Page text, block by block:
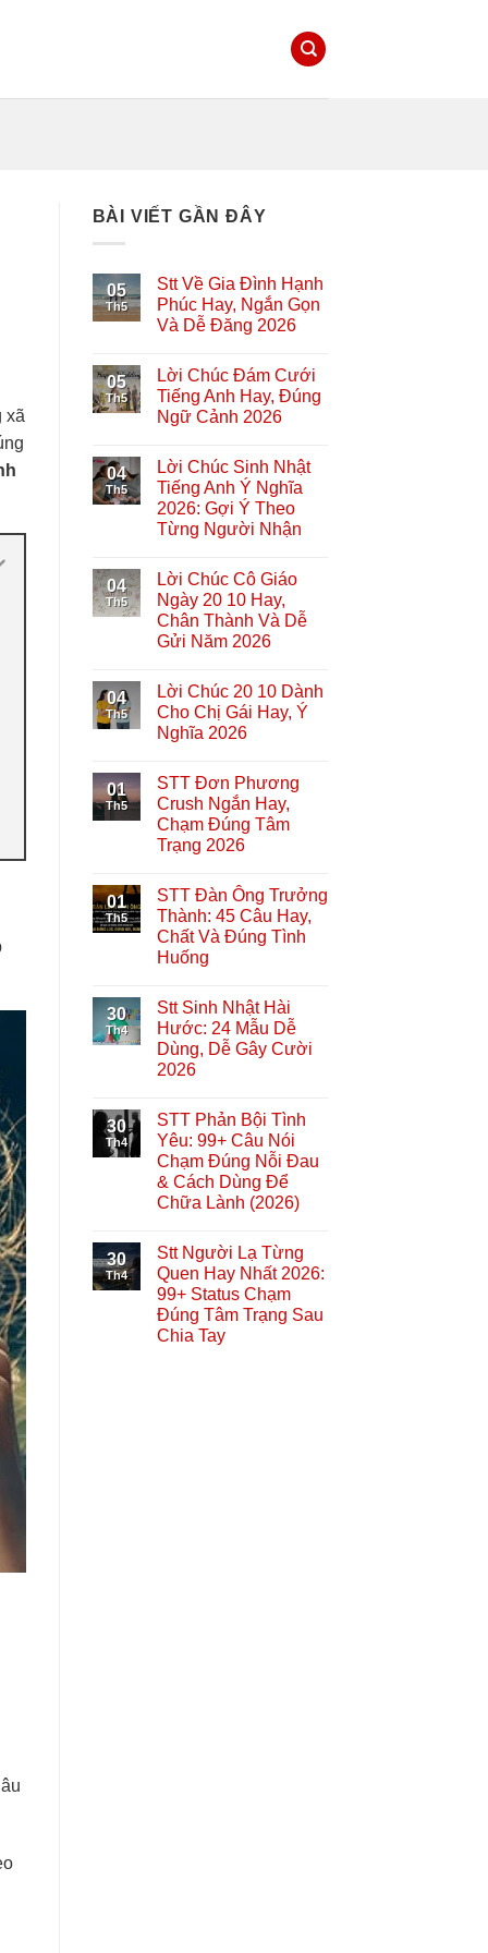
xã
BÀI VIẾT GẦN ĐÂY
05
Th5
Stt Về Gia Đình Hạnh
Phúc Hay, Ngắn Gọn
Và Dễ Đăng 2026
05
Th5
Lời Chúc Đám Cưới
Tiếng Anh Hay, Đúng
Ngữ Cảnh 2026
04
Th5
Lời Chúc Sinh Nhật
Tiếng Anh Ý Nghĩa
2026: Gợi Ý Theo
Từng Người Nhận
04
Th5
Lời Chúc Cô Giáo
Ngày 20 10 Hay,
Chân Thành Và Dễ
Gửi Năm 2026
04
Th5
Lời Chúc 20 10 Dành
Cho Chị Gái Hay, Ý
Nghĩa 2026
01
Th5
STT Đơn Phương
Crush Ngắn Hay,
Chạm Đúng Tâm
Trạng 2026
01
Th5
STT Đàn Ông Trưởng
Thành: 45 Câu Hay,
Chất Và Đúng Tình
Huống
30
Th4
Stt Sinh Nhật Hài
Hước: 24 Mẫu Dễ
Dùng, Dễ Gây Cười
2026
30
Th4
STT Phản Bội Tình
Yêu: 99+ Câu Nói
Chạm Đúng Nỗi Đau
& Cách Dùng Để
Chữa Lành (2026)
30
Th4
Stt Người Lạ Từng
Quen Hay Nhất 2026:
99+ Status Chạm
Đúng Tâm Trạng Sau
Chia Tay